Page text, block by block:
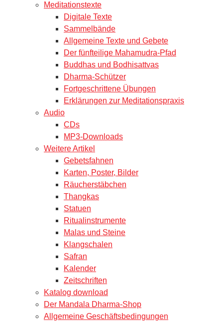
Meditationstexte
Digitale Texte
Sammelbände
Allgemeine Texte und Gebete
Der fünfteilige Mahamudra-Pfad
Buddhas und Bodhisattvas
Dharma-Schützer
Fortgeschrittene Übungen
Erklärungen zur Meditationspraxis
Audio
CDs
MP3-Downloads
Weitere Artikel
Gebetsfahnen
Karten, Poster, Bilder
Räucherstäbchen
Thangkas
Statuen
Ritualinstrumente
Malas und Steine
Klangschalen
Safran
Kalender
Zeitschriften
Katalog download
Der Mandala Dharma-Shop
Allgemeine Geschäftsbedingungen